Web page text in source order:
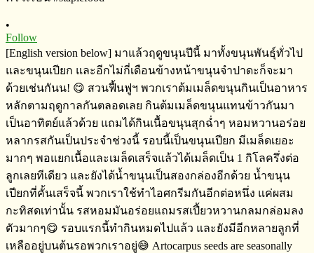
•
Follow
[English version below] มาแล้วฤดูขนุนปีนี้​ มาทั้งขนุนพันธุ์​ทั่วไป
และขนุนเปียก​ และอีกไม่กี่เดือนข้างหน้าขนุนจำปาดะก็จะมา
ด้วยเช่นกันน! 😋 สวนฟื้นฟูฯ​ พวกเราต้มเมล็ดขนุนกินเป็นอาหาร
หลักตามฤดูกาล​​กันตลอดเลย​ กินต้มเมล็ดขนุนแทนข้าวกันมา
เป็นอาทิตย์​แล้วด้วย แถมได้กินเนื้อขนุนสุกฉ่ำๆ​ หอมหวาน​อร่อย
หลากรสกันเป็นประจำ​ช่วงนี้​ รอบนี้เป็นขนุนเปียก​ มีเมล็ดเยอะ
มากๆ​ พอแยกเนื้อและเมล็ดเสร็จ​แล้ว​ได้เมล็ดเป็น​ 1 กิโลครึ่งต่อ
ลูก​เลยทีเดียว​ และยังได้น้ำขนุนเป็นสองกล่องอีกด้วย​ น้ำขนุน
เปียกที่คั้นเสร็จ​นี้​ พวกเราใช้ทำไอศกรีม​กันอีกต่อหนึ่ง​ แค่ผสม
กะทิสด​เท่านั้น​ รสหอมมันอร่อยแถมรสเปี้ยวหวานกลมกล่อม​ลง
ตัวมากๆ​😋 รอบแรกนี้ทำกินหมดไปแล้ว และยังมีอีกหลายลูกที่
เหลืออยู่บนต้นรอพวกเราอยู่​😅 Artocarpus seeds are seasonally